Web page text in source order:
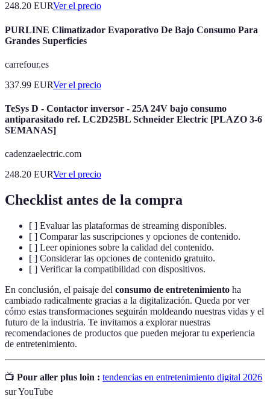
248.20 EURVer el precio
PURLINE Climatizador Evaporativo De Bajo Consumo Para
Grandes Superficies
carrefour.es
337.99 EURVer el precio
TeSys D - Contactor inversor - 25A 24V bajo consumo
antiparasitado ref. LC2D25BL Schneider Electric [PLAZO 3-6
SEMANAS]
cadenzaelectric.com
248.20 EURVer el precio
Checklist antes de la compra
[ ] Evaluar las plataformas de streaming disponibles.
[ ] Comparar las suscripciones y opciones de contenido.
[ ] Leer opiniones sobre la calidad del contenido.
[ ] Considerar las opciones de contenido gratuito.
[ ] Verificar la compatibilidad con dispositivos.
En conclusión, el paisaje del consumo de entretenimiento ha
cambiado radicalmente gracias a la digitalización. Queda por ver
cómo estas transformaciones seguirán moldeando nuestras vidas y el
futuro de la industria. Te invitamos a explorar nuestras
recomendaciones de productos que pueden mejorar tu experiencia
de entretenimiento.
📺 Pour aller plus loin : tendencias en entretenimiento digital 2026
sur YouTube